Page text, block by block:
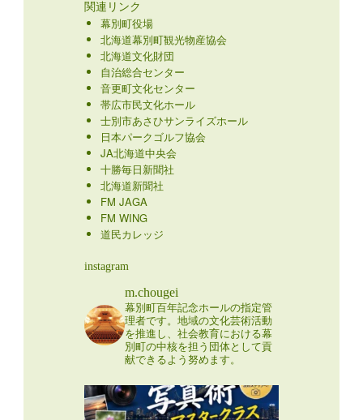
関連リンク
幕別町役場
北海道幕別町観光物産協会
北海道文化財団
自治総合センター
音更町文化センター
帯広市民文化ホール
士別市あさひサンライズホール
日本パークゴルフ協会
JA北海道中央会
十勝毎日新聞社
北海道新聞社
FM JAGA
FM WING
道民カレッジ
instagram
m.chougei
幕別町百年記念ホールの指定管
理者です。地域の文化芸術活動
を推進し、社会教育における幕
別町の中核を担う団体として貢
献できるよう努めます。